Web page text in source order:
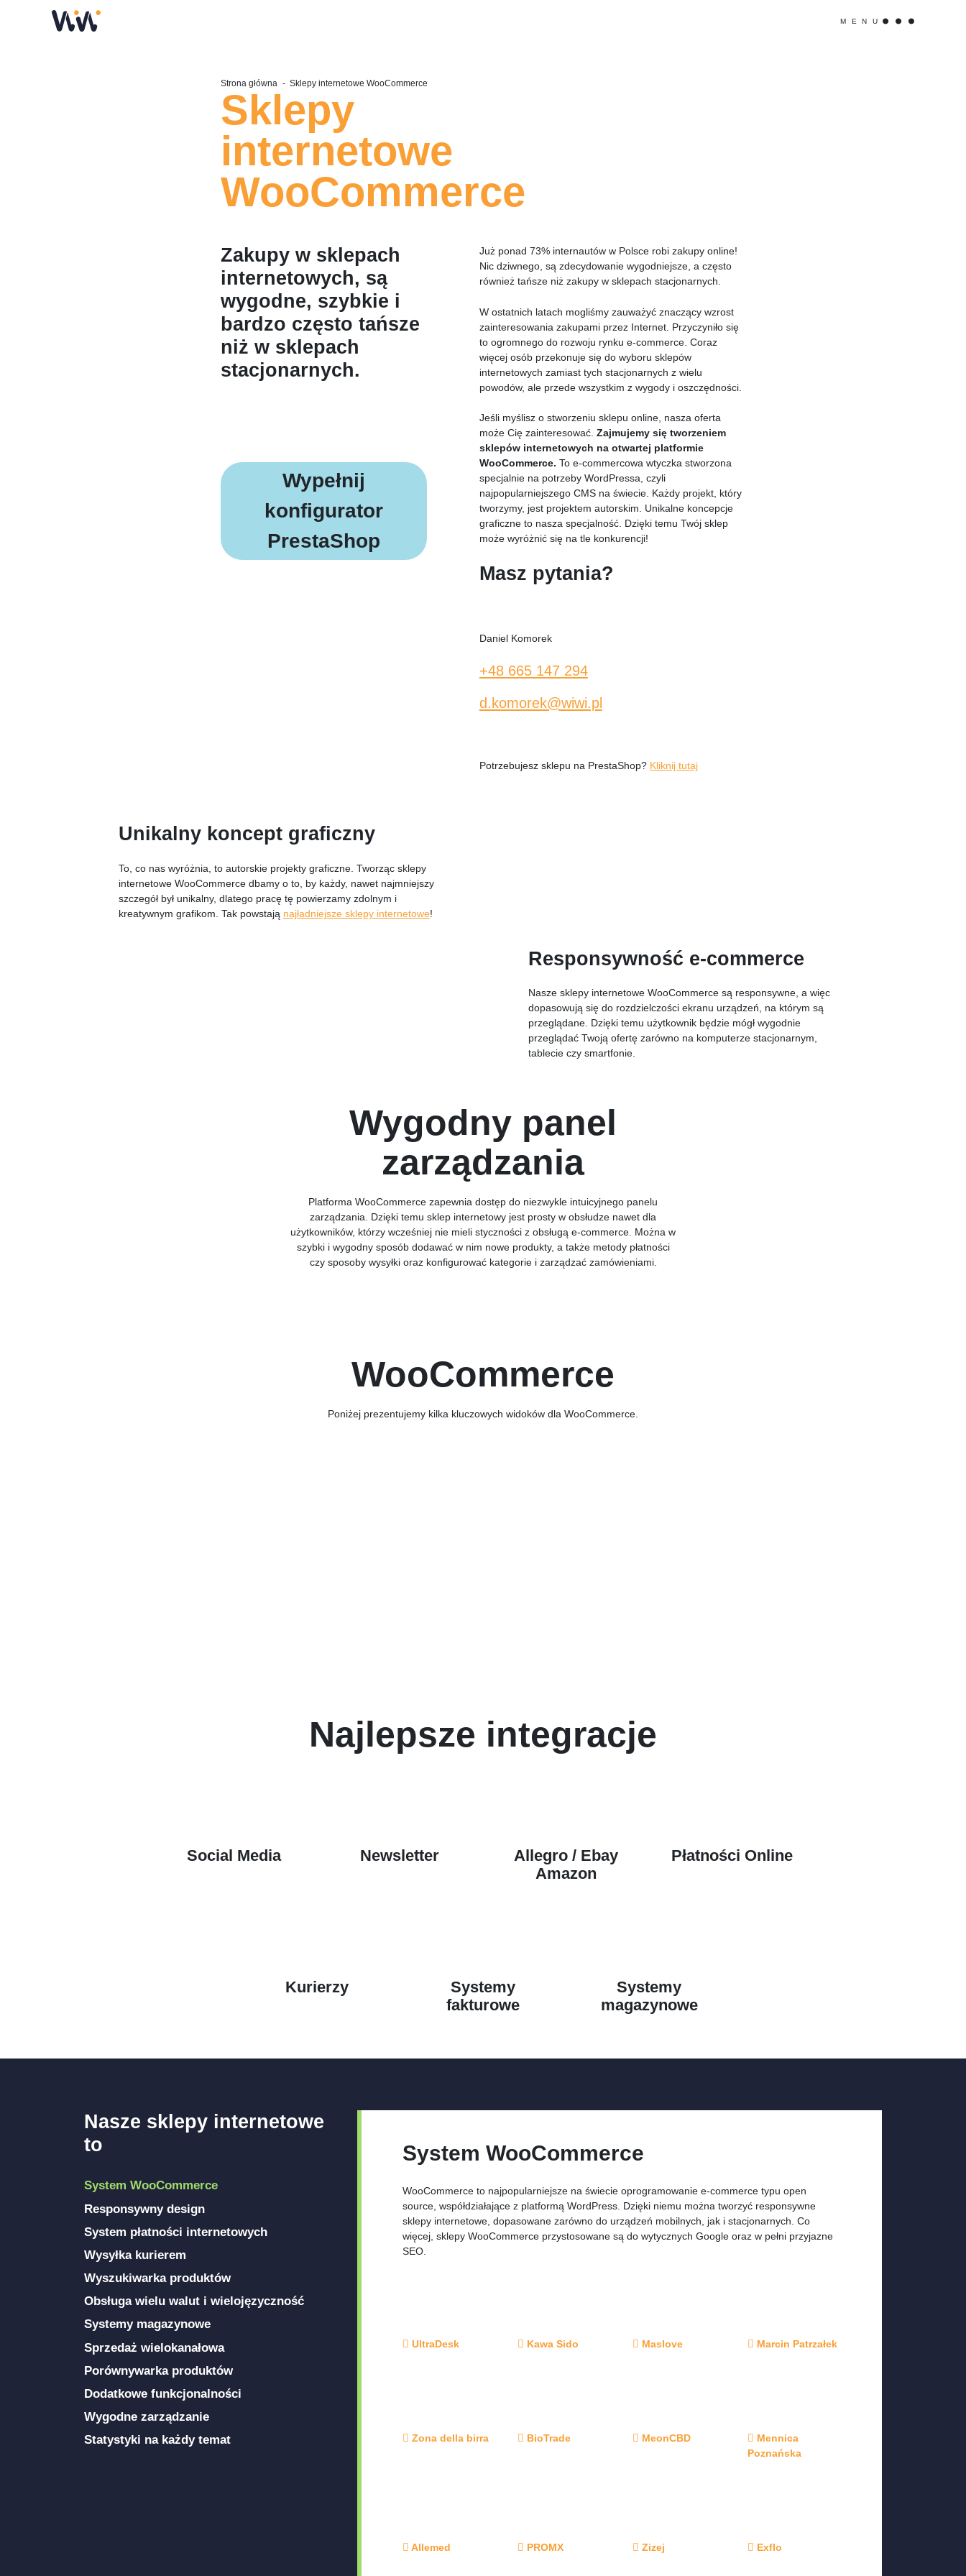
MENU
Strona główna - Sklepy internetowe WooCommerce
Sklepy
internetowe
WooCommerce
Zakupy w sklepach
internetowych, są
wygodne, szybkie i
bardzo często tańsze
niż w sklepach
stacjonarnych.
Wypełnij
konfigurator
PrestaShop
Już ponad 73% internautów w Polsce robi zakupy online!
Nic dziwnego, są zdecydowanie wygodniejsze, a często
również tańsze niż zakupy w sklepach stacjonarnych.
W ostatnich latach mogliśmy zauważyć znaczący wzrost
zainteresowania zakupami przez Internet. Przyczyniło się
to ogromnego do rozwoju rynku e-commerce. Coraz
więcej osób przekonuje się do wyboru sklepów
internetowych zamiast tych stacjonarnych z wielu
powodów, ale przede wszystkim z wygody i oszczędności.
Jeśli myślisz o stworzeniu sklepu online, nasza oferta
może Cię zainteresować. Zajmujemy się tworzeniem
sklepów internetowych na otwartej platformie
WooCommerce. To e-commercowa wtyczka stworzona
specjalnie na potrzeby WordPressa, czyli
najpopularniejszego CMS na świecie. Każdy projekt, który
tworzymy, jest projektem autorskim. Unikalne koncepcje
graficzne to nasza specjalność. Dzięki temu Twój sklep
może wyróżnić się na tle konkurencji!
Masz pytania?
Daniel Komorek
+48 665 147 294
d.komorek@wiwi.pl
Potrzebujesz sklepu na PrestaShop? Kliknij tutaj
Unikalny koncept graficzny
To, co nas wyróżnia, to autorskie projekty graficzne. Tworząc sklepy
internetowe WooCommerce dbamy o to, by każdy, nawet najmniejszy
szczegół był unikalny, dlatego pracę tę powierzamy zdolnym i
kreatywnym grafikom. Tak powstają najładniejsze sklepy internetowe!
Responsywność e-commerce
Nasze sklepy internetowe WooCommerce są responsywne, a więc
dopasowują się do rozdzielczości ekranu urządzeń, na którym są
przeglądane. Dzięki temu użytkownik będzie mógł wygodnie
przeglądać Twoją ofertę zarówno na komputerze stacjonarnym,
tablecie czy smartfonie.
Wygodny panel
zarządzania
Platforma WooCommerce zapewnia dostęp do niezwykle intuicyjnego panelu
zarządzania. Dzięki temu sklep internetowy jest prosty w obsłudze nawet dla
użytkowników, którzy wcześniej nie mieli styczności z obsługą e-commerce. Można w
szybki i wygodny sposób dodawać w nim nowe produkty, a także metody płatności
czy sposoby wysyłki oraz konfigurować kategorie i zarządzać zamówieniami.
WooCommerce
Poniżej prezentujemy kilka kluczowych widoków dla WooCommerce.
Najlepsze integracje
Social Media Newsletter
Allegro / Ebay
Amazon
Płatności Online
Kurierzy
Systemy
fakturowe
Systemy
magazynowe
Nasze sklepy internetowe
to
System WooCommerce
Responsywny design
System płatności internetowych
Wysyłka kurierem
Wyszukiwarka produktów
Obsługa wielu walut i wielojęzyczność
Systemy magazynowe
Sprzedaż wielokanałowa
Porównywarka produktów
Dodatkowe funkcjonalności
Wygodne zarządzanie
Statystyki na każdy temat
System WooCommerce
WooCommerce to najpopularniejsze na świecie oprogramowanie e-commerce typu open
source, współdziałające z platformą WordPress. Dzięki niemu można tworzyć responsywne
sklepy internetowe, dopasowane zarówno do urządzeń mobilnych, jak i stacjonarnych. Co
więcej, sklepy WooCommerce przystosowane są do wytycznych Google oraz w pełni przyjazne
SEO.
UltraDesk Kawa Sido Maslove Marcin Patrzałek
Zona della birra BioTrade MeonCBD
Mennica
Poznańska
Allemed PROMX Zizej Exflo